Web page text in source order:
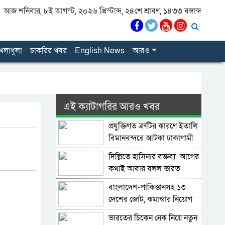
আজ শনিবার, ৮ই আগস্ট, ২০২৬ খ্রিস্টাব্দ, ২৪শে শ্রাবণ, ১৪৩৩ বঙ্গাব্দ
চাকরির খবর English News আরও
এই ক্যাটাগরির আরও খবর
প্রযুক্তিগত ত্রুটির কারণে ইতালি
বিমানবন্দরে আটকা ঢাকাগামী
বিমান, ভেতরে আড়াই শতাধিক
যাত্রী
দিল্লিতে হাসিনার বক্তব্য: আগের
কথাই আবার বলল ভারত
বাংলাদেশ-পাকিস্তানসহ ১৩
দেশের জোট, কমান্ডার নিয়োগ
দিল সৌদি আরব
ভারতের চিকেন নেক নিয়ে নতুন